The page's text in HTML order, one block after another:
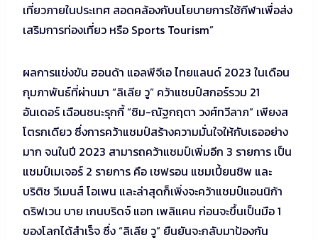
เที่ยวภายในประเทศ สอดคล้องกับนโยบายการใช้กีฬาเพื่อส่ง
เสริมการท่องเที่ยว หรือ Sports Tourism”
ผลการแข่งขัน ฮอนด้า แอลพีจีเอ ไทยแลนด์ 2023 ในเดือน
กุมภาพันธ์ที่ผ่านมา “ลิเลีย วู” คว้าแชมป์สกอร์รวม 21
อันเดอร์ เฉือนชนะรุกกี้ “ซิม-ณัฐกฤตา วงศ์ทวีลาภ” เพียงส
โตรกเดียว ซึ่งการคว้าแชมป์สร้างความมั่นใจให้กับเธออย่าง
มาก จนในปี 2023 สามารถคว้าแชมป์เพิ่มอีก 3 รายการ เป็น
แชมป์เมเจอร์ 2 รายการ คือ เชฟรอน แชมเปี้ยนชิพ และ
บริติช วีเมนส์ โอเพน และล่าสุดก็เพิ่งจะคว้าแชมป์แอนนิก้า
ดริฟเวน บาย เกนบริดจ์ แอท เพลิแคน ก่อนจะขึ้นเป็นมือ 1
ของโลกได้สำเร็จ ซึ่ง “ลิเลีย วู” ยืนยันจะกลับมาป้องกัน